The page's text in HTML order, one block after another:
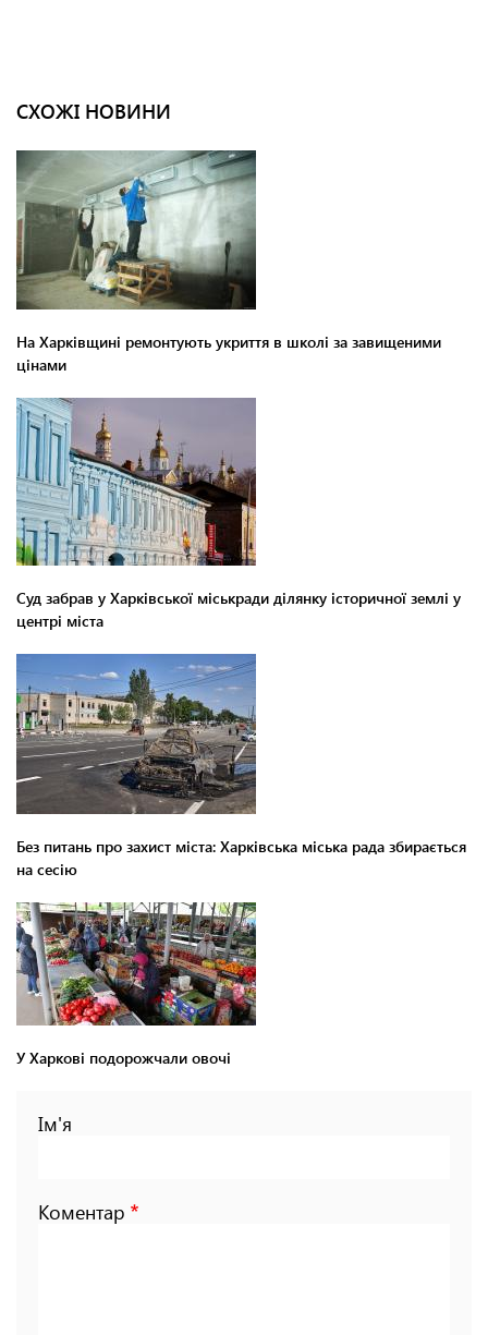
СХОЖІ НОВИНИ
На Харківщині ремонтують укриття в школі за завищеними
цінами
Суд забрав у Харківської міськради ділянку історичної землі у
центрі міста
Без питань про захист міста: Харківська міська рада збирається
на сесію
У Харкові подорожчали овочі
Ім'я
Коментар